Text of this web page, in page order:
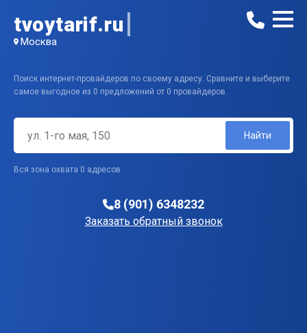
tvoytarif.ru
Москва
Поиск интернет-провайдеров по своему адресу. Сравните и выберите
самое выгодное из 0 предложений от 0 провайдеров.
Найти
Вся зона охвата 0 адресов
8 (901) 6348232
Заказать обратный звонок